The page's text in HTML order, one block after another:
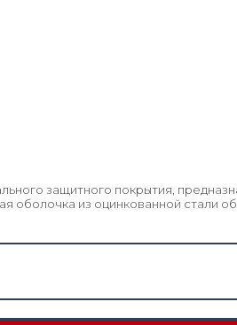
защитного покрытия,
оболочка из оцинкованной стали